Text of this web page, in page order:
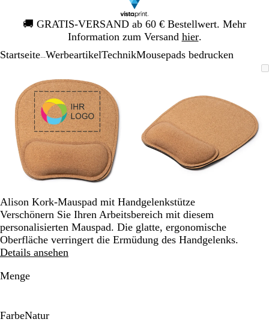
🚚 GRATIS-VERSAND ab 60 € Bestellwert. Mehr
Information zum Versand hier.
Galeriebild
1
Startseite WerbeartikelTechnikMousepads bedrucken
Bild
auf
Minimum
zum
Vergrößern
Sie
die
Tasten
+
und
-
zum
Zoomen
und
Pfeiltasten
zum
Schwenken.
Vergrößer-/
Tasten
+
und
-
zum
Zoomen
zum
Schwenken.
Alison Kork-Mauspad mit Handgelenkstütze
Verschönern Sie Ihren Arbeitsbereich mit diesem
personalisierten Mauspad. Die glatte, ergonomische
Oberfläche verringert die Ermüdung des Handgelenks.
Details ansehen
Menge
FarbeNatur